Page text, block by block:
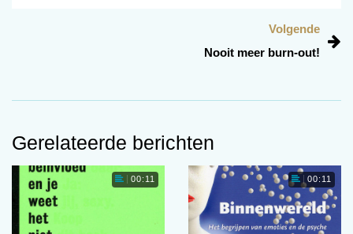
Volgende
Nooit meer burn-out!
Gerelateerde berichten
00:11 00:11